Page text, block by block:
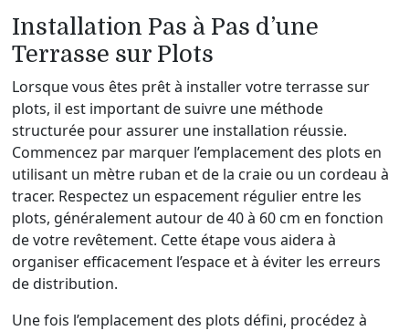
Installation Pas à Pas d’une
Terrasse sur Plots
Lorsque vous êtes prêt à installer votre terrasse sur
plots, il est important de suivre une méthode
structurée pour assurer une installation réussie.
Commencez par marquer l’emplacement des plots en
utilisant un mètre ruban et de la craie ou un cordeau à
tracer. Respectez un espacement régulier entre les
plots, généralement autour de 40 à 60 cm en fonction
de votre revêtement. Cette étape vous aidera à
organiser efficacement l’espace et à éviter les erreurs
de distribution.
Une fois l’emplacement des plots défini, procédez à